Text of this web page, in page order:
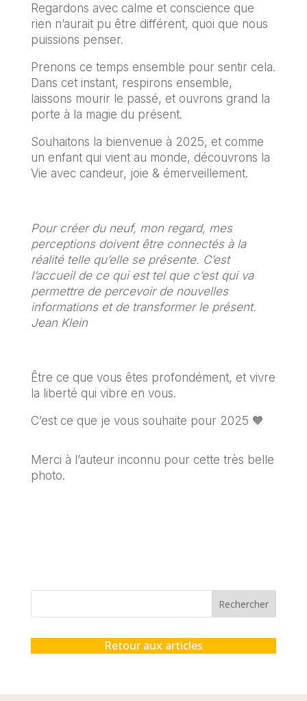
Regardons avec calme et conscience que
rien n’aurait pu être différent, quoi que nous
puissions penser.
Prenons ce temps ensemble pour sentir cela.
Dans cet instant, respirons ensemble,
laissons mourir le passé, et ouvrons grand la
porte à la magie du présent.
Souhaitons la bienvenue à 2025, et comme
un enfant qui vient au monde, découvrons la
Vie avec candeur, joie & émerveillement.
Pour créer du neuf, mon regard, mes
perceptions doivent être connectés à la
réalité telle qu’elle se présente. C’est
l’accueil de ce qui est tel que c’est qui va
permettre de percevoir de nouvelles
informations et de transformer le présent.
Jean Klein
Être ce que vous êtes profondément, et vivre
la liberté qui vibre en vous.
C’est ce que je vous souhaite pour 2025 🧡
Merci à l’auteur inconnu pour cette très belle
photo.
Rechercher
Retour aux articles